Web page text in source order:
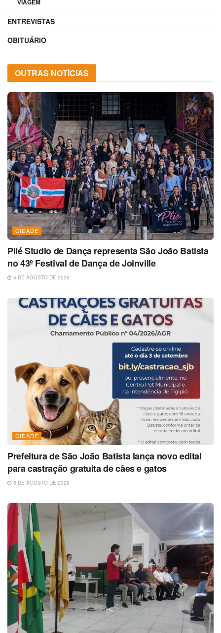
VIAGEM
ENTREVISTAS
OBITUÁRIO
OUTRAS NOTÍCIAS
CIDADE
Plié Studio de Dança representa São João Batista
no 43º Festival de Dança de Joinville
5 DE AGOSTO DE 2026
CIDADE
Prefeitura de São João Batista lança novo edital
para castração gratuita de cães e gatos
5 DE AGOSTO DE 2026